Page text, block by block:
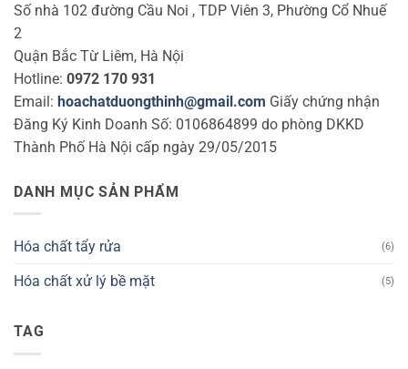
Số nhà 102 đường Cầu Noi , TDP Viên 3, Phường Cổ Nhuế
2
Quận Bắc Từ Liêm, Hà Nội
Hotline: 0972 170 931
Email: hoachatduongthinh@gmail.com Giấy chứng nhận
Đăng Ký Kinh Doanh Số: 0106864899 do phòng DKKD
Thành Phố Hà Nội cấp ngày 29/05/2015
DANH MỤC SẢN PHẨM
Hóa chất tẩy rửa (6)
Hóa chất xử lý bề mặt (5)
TAG